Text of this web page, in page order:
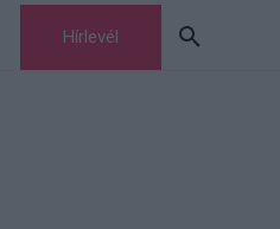
Hírlevél